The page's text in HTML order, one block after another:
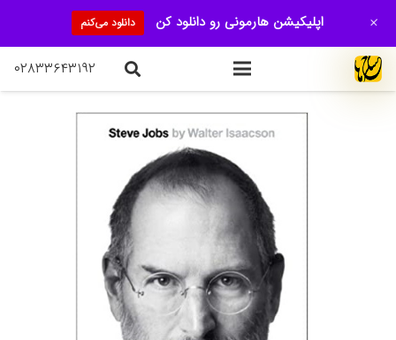
۰۲۸۳۳۶۴۳۱۹۲
اپلیکیشن هارمونی رو دانلود کن دانلود می‌کنم +